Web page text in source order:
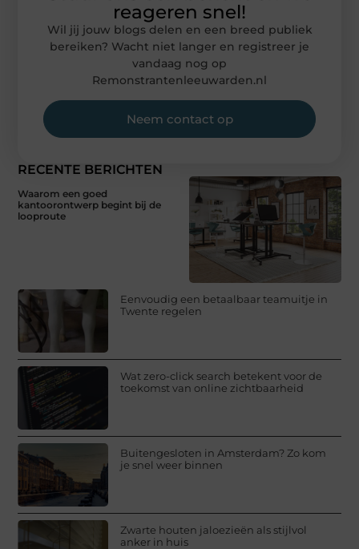
RECENTE BERICHTEN
Waarom een goed
kantoorontwerp begint bij de
looproute
Eenvoudig een betaalbaar teamuitje in
Twente regelen
Wat zero-click search betekent voor de
toekomst van online zichtbaarheid
Buitengesloten in Amsterdam? Zo kom
je snel weer binnen
Zwarte houten jaloezieën als stijlvol
anker in huis
reageren snel!
Wil jij jouw blogs delen en een breed publiek
bereiken? Wacht niet langer en registreer je
vandaag nog op
Remonstrantenleeuwarden.nl
Neem contact op